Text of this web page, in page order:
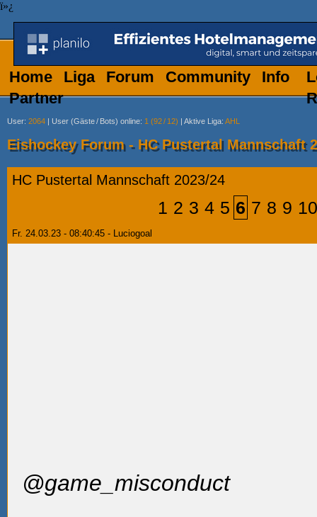
ï»¿
Home Liga Forum Community
Info
Partner
User: 2064 | User (Gäste/ Bots) online: 1 (92/ 12) | Aktive Liga: AHL
Eishockey Forum - HC Pustertal Mannschaft
HC Pustertal Mannschaft 2023/24
1 2 3 4 5 6 7 8 9 10
Fr. 24.03.23 - 08:40:45 - Luciogoal
@game_misconduct